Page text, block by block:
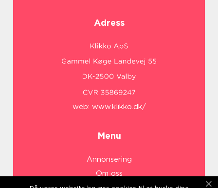
Adress
web: www.klikko.dk/
Menu
Annonsering
Om oss